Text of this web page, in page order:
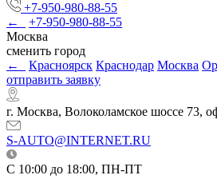
+7-950-980-88-55
←
+7-950-980-88-55
Москва
сменить город
←
Красноярск Краснодар Москва
отправить заявку
г. Москва, Волоколамское шоссе 73,
S-AUTO@INTERNET.RU
C 10:00 до 18:00, ПН-ПТ